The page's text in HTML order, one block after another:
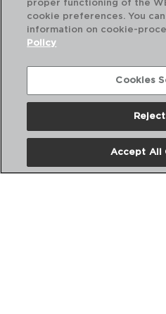
PVP recomendado:
32,90 €
proper functioning of the
cookie preferences. You
information on cookie-
Policy
Cookies
Reject
Accept All